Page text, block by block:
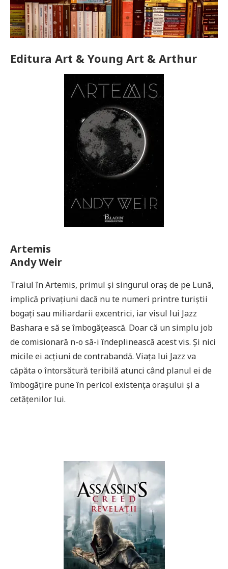
Editura Art & Young Art & Arthur
Artemis
Andy Weir
Traiul în Artemis, primul şi singurul oraș de pe Lună,
implică privațiuni dacă nu te numeri printre turiștii
bogați sau miliardarii excentrici, iar visul lui Jazz
Bashara e să se îmbogățească. Doar că un simplu job
de comisionară n-o să-i îndeplinească acest vis. Și nici
micile ei acțiuni de contrabandă. Viața lui Jazz va
căpăta o întorsătură teribilă atunci când planul ei de
îmbogățire pune în pericol existența orașului și a
cetățenilor lui.